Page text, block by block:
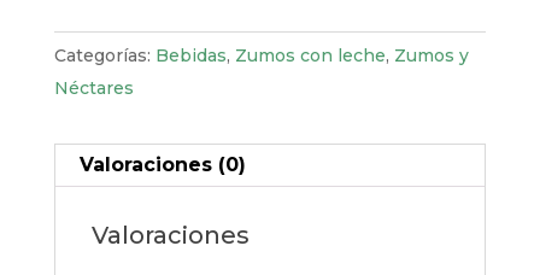
Categorías: Bebidas, Zumos con leche, Zumos y
Néctares
Valoraciones (0)
Valoraciones